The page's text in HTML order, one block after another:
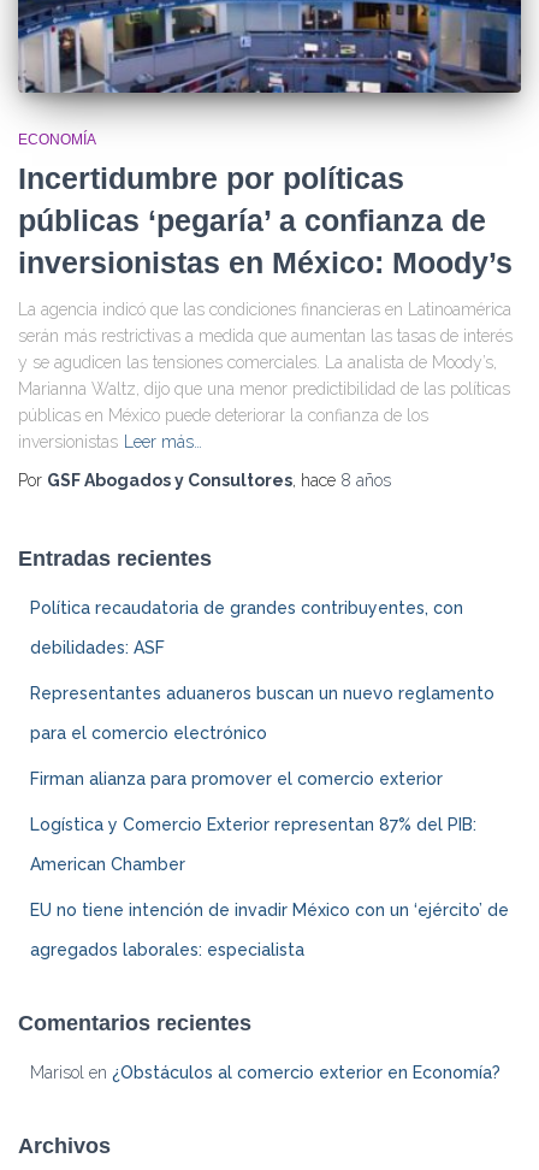
ECONOMÍA
Incertidumbre por políticas
públicas ‘pegaría’ a confianza de
inversionistas en México: Moody’s
La agencia indicó que las condiciones financieras en Latinoamérica
serán más restrictivas a medida que aumentan las tasas de interés
y se agudicen las tensiones comerciales. La analista de Moody’s,
Marianna Waltz, dijo que una menor predictibilidad de las políticas
públicas en México puede deteriorar la confianza de los
inversionistas
Leer más…
Por GSF Abogados y Consultores, hace 8 años
Entradas recientes
Política recaudatoria de grandes contribuyentes, con
debilidades: ASF
Representantes aduaneros buscan un nuevo reglamento
para el comercio electrónico
Firman alianza para promover el comercio exterior
Logística y Comercio Exterior representan 87% del PIB:
American Chamber
EU no tiene intención de invadir México con un ‘ejército’ de
agregados laborales: especialista
Comentarios recientes
Marisol en ¿Obstáculos al comercio exterior en Economía?
Archivos